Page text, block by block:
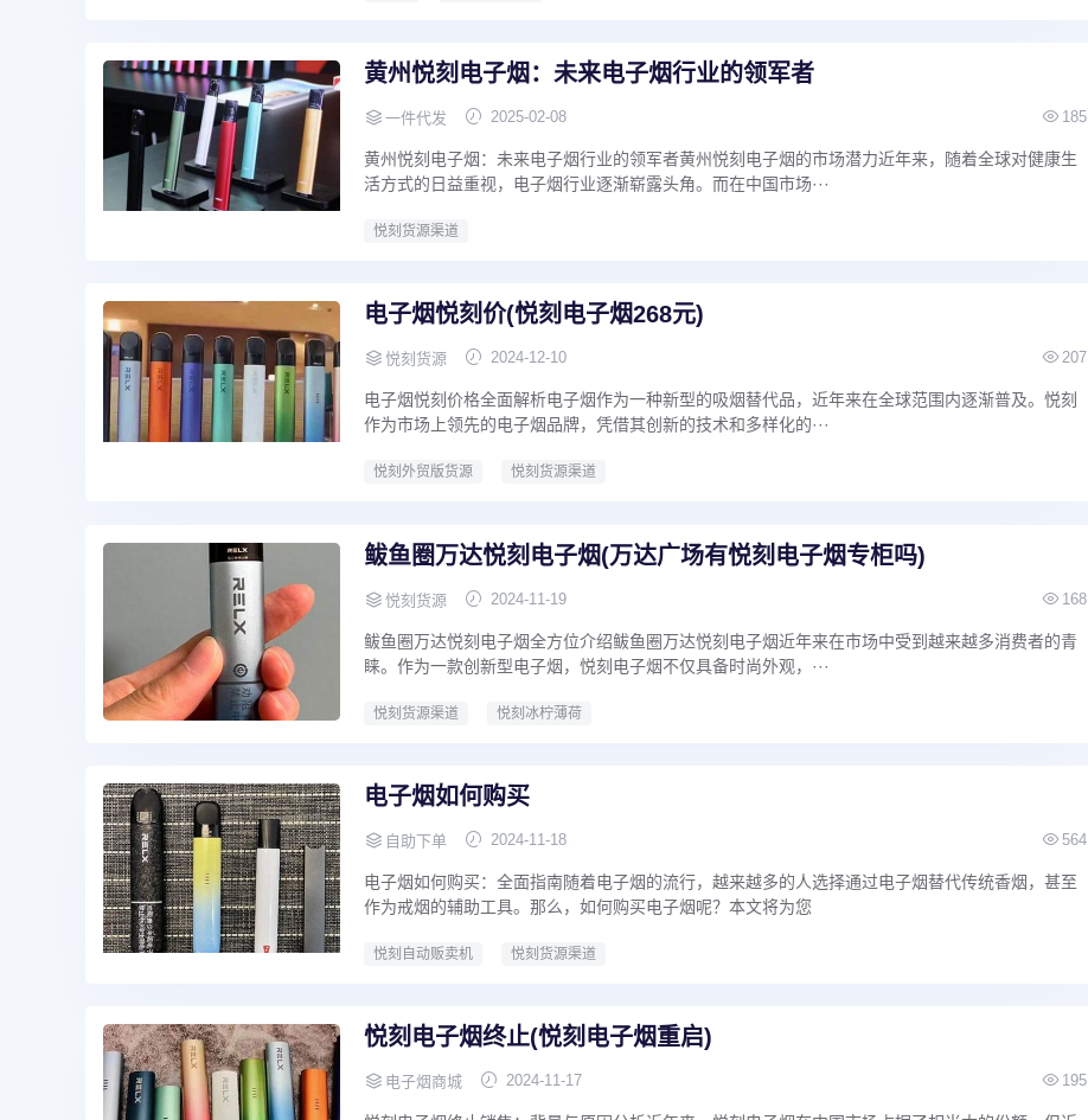
黄州悦刻电子烟：未来电子烟行业的领军者
一件代发 2025-02-08 185
黄州悦刻电子烟：未来电子烟行业的领军者黄州悦刻电子烟的市场潜力近年来，随着全球对健康生
活方式的日益重视，电子烟行业逐渐崭露头角。而在中国市场···
悦刻货源渠道
电子烟悦刻价(悦刻电子烟268元)
悦刻货源 2024-12-10 207
电子烟悦刻价格全面解析电子烟作为一种新型的吸烟替代品，近年来在全球范围内逐渐普及。悦刻
作为市场上领先的电子烟品牌，凭借其创新的技术和多样化的···
悦刻外贸版货源 悦刻货源渠道
鲅鱼圈万达悦刻电子烟(万达广场有悦刻电子烟专柜吗)
悦刻货源 2024-11-19 168
鲅鱼圈万达悦刻电子烟全方位介绍鲅鱼圈万达悦刻电子烟近年来在市场中受到越来越多消费者的青
睐。作为一款创新型电子烟，悦刻电子烟不仅具备时尚外观，···
悦刻货源渠道 悦刻冰柠薄荷
电子烟如何购买
自助下单 2024-11-18 564
电子烟如何购买：全面指南随着电子烟的流行，越来越多的人选择通过电子烟替代传统香烟，甚至
作为戒烟的辅助工具。那么，如何购买电子烟呢？本文将为您
悦刻自动贩卖机 悦刻货源渠道
悦刻电子烟终止(悦刻电子烟重启)
电子烟商城 2024-11-17 195